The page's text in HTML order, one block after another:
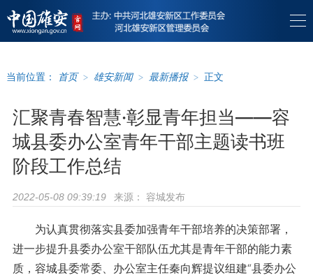
当前位置： 首页 > 雄安新闻 > 最新播报 > 正文
汇聚青春智慧·彰显青年担当——容
城县委办公室青年干部主题读书班
阶段工作总结
2022-05-08 09:39:19 来源： 容城发布
为认真贯彻落实县委加强青年干部培养的决策部署，
进一步提升县委办公室干部队伍尤其是青年干部的能力素
质，容城县委常委、办公室主任秦向辉提议组建“县委办公